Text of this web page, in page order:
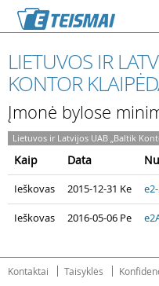
LIETUVOS IR
KONTOR
Įmonė bylose
Lietuvos ir Latvijos UAB „Baltik
Kaip Data
Ieškovas 2015-12-31 Ke
Ieškovas 2016-05-06 Pe
Kontaktai Taisyklės